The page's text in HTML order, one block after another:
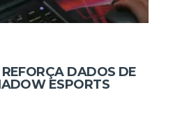
DADOS DE
ESPORTS